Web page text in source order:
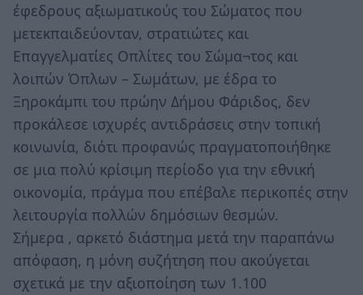
έφεδρους αξιωματικούς του Σώματος που
μετεκπαιδεύονταν, στρατιώτες και
Επαγγελματίες Οπλίτες του Σώμα¬τος και
λοιπών Όπλων – Σωμάτων, με έδρα το
Ξηροκάμπι του πρώην Δήμου Φάριδος, δεν
προκάλεσε ισχυρές αντιδράσεις στην τοπική
κοινωνία, διότι προφανώς πραγματοποιήθηκε
σε μια πολύ κρίσιμη περίοδο για την εθνική
οικονομία, πράγμα που επέβαλε περικοπές στην
λειτουργία πολλών δημόσιων θεσμών.
Σήμερα , αρκετό διάστημα μετά την παραπάνω
απόφαση, η μόνη συζήτηση που ακούγεται
σχετικά με την αξιοποίηση των 1.100